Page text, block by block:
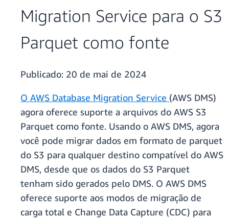
Migration Service para o S3
Parquet como fonte
Publicado: 20 de mai de 2024
O AWS Database Migration Service (AWS DMS)
agora oferece suporte a arquivos do AWS S3
Parquet como fonte. Usando o AWS DMS, agora
você pode migrar dados em formato de parquet
do S3 para qualquer destino compatível do AWS
DMS, desde que os dados do S3 Parquet
tenham sido gerados pelo DMS. O AWS DMS
oferece suporte aos modos de migração de
carga total e Change Data Capture (CDC) para